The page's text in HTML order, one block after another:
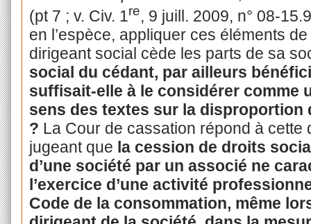
(pt 7 ; v. Civ. 1re, 9 juill. 2009, n° 08-
en l’espèce, appliquer ces éléments
dirigeant social cède les parts de sa
social du cédant, par ailleurs
suffisait-elle à le considérer comme
sens des textes sur la disproportion
? La Cour de cassation répond à cette
jugeant que la cession de droits
d’une société par un associé ne
l’exercice d’une activité
Code de la consommation, même